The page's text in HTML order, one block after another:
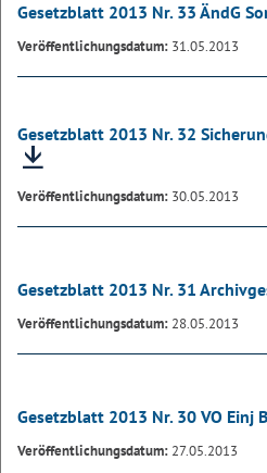
Gesetzblatt 2013 Nr. 33 ÄndG
Veröffentlichungsdatum: 31.05.2013
Gesetzblatt 2013 Nr. 32
Veröffentlichungsdatum: 30.05.2013
Gesetzblatt 2013 Nr. 31
Veröffentlichungsdatum: 28.05.2013
Gesetzblatt 2013 Nr. 30 VO Einj
Veröffentlichungsdatum: 27.05.2013